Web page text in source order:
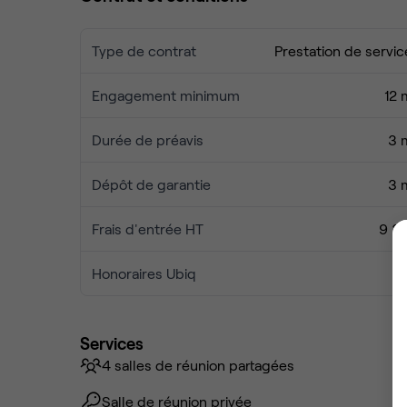
Type de contrat Prestation de
Engagement minimum 12
Durée de préavis 3
Dépôt de garantie 3
Frais d'entrée HT 9
Honoraires Ubiq
Services
4 salles de réunion partagées
Salle de réunion privée